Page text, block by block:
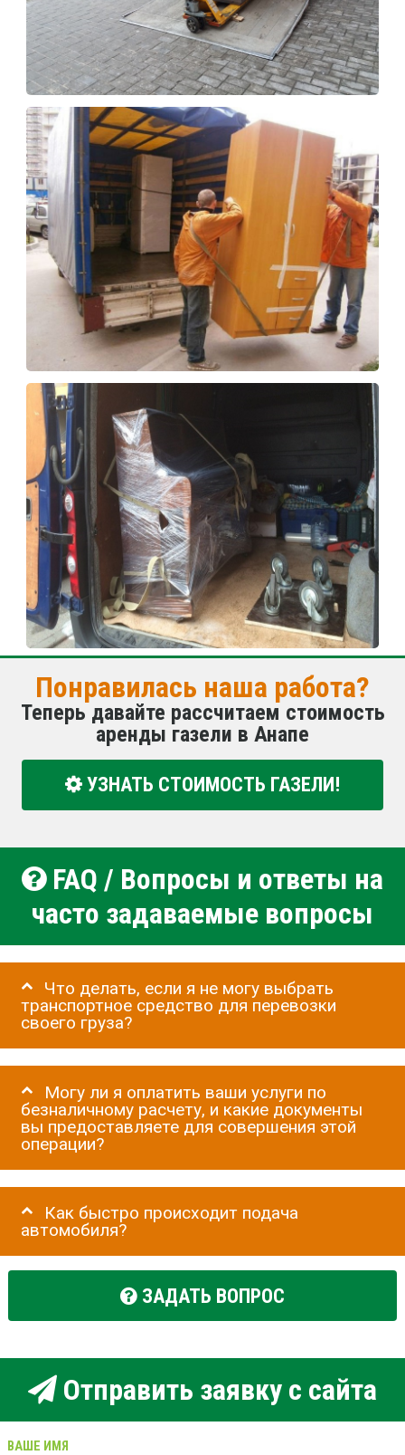
Понравилась наша работа?
Теперь давайте рассчитаем стоимость
аренды газели в Анапе
УЗНАТЬ СТОИМОСТЬ ГАЗЕЛИ!
FAQ / Вопросы и ответы на
часто задаваемые вопросы
Что делать, если я не могу выбрать
транспортное средство для перевозки
своего груза?
Могу ли я оплатить ваши услуги по
безналичному расчету, и какие документы
вы предоставляете для совершения этой
операции?
Как быстро происходит подача
автомобиля?
ЗАДАТЬ ВОПРОС
Отправить заявку с сайта
ВАШЕ ИМЯ